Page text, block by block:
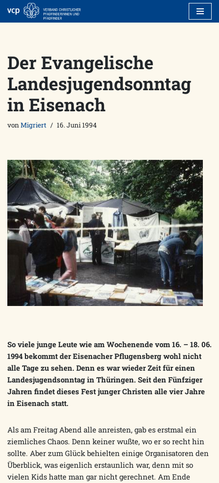
Der Evangelische
Landesjugendsonntag
in Eisenach
vonMigriert 16. Juni 1994
So viele junge Leute wie am Wochenende vom 16. – 18. 06.
1994 bekommt der Eisenacher Pflugensberg wohl nicht
alle Tage zu sehen. Denn es war wieder Zeit für einen
Landesjugendsonntag in Thüringen. Seit den Fünfziger
Jahren findet dieses Fest junger Christen alle vier Jahre
in Eisenach statt.
Als am Freitag Abend alle anreisten, gab es erstmal ein
ziemliches Chaos. Denn keiner wußte, wo er so recht hin
sollte. Aber zum Glück behielten einige Organisatoren den
Überblick, was eigenlich erstaunlich war, denn mit so
vielen Kids hatte man gar nicht gerechnet. Am Ende